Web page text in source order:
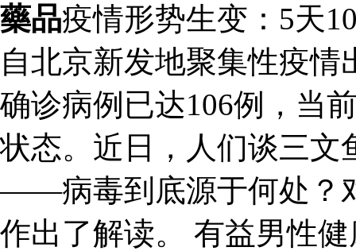
藥品疫情形势生变：5天
自北京新发地聚集性疫
确诊病例已达106例，当
状态。近日，人们谈三文
——病毒到底源于何处？
作出了解读。 有益男性